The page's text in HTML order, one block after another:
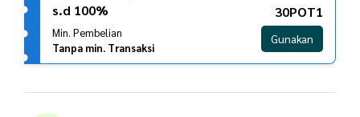
s.d 100%
Min. Pembelian
Tanpa min. Transaksi
30POT1
Gunakan